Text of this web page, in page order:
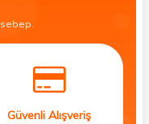
Güvenli Alışveriş